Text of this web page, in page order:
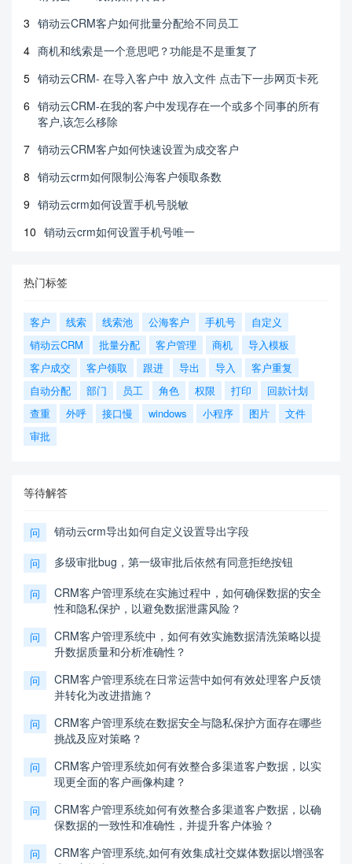
3 销动云CRM客户如何批量分配给不同员工
4 商机和线索是一个意思吧？功能是不是重复了
5 销动云CRM- 在导入客户中 放入文件 点击下一步网页卡死
6 销动云CRM-在我的客户中发现存在一个或多个同事的所有
客户,该怎么移除
7 销动云CRM客户如何快速设置为成交客户
8 销动云crm如何限制公海客户领取条数
9 销动云crm如何设置手机号脱敏
10 销动云crm如何设置手机号唯一
热门标签
客户 线索 线索池 公海客户 手机号
自定义
销动云CRM
批量分配 客户管理 商机
导入模板
客户成交
客户领取 跟进 导出 导入
客户重复
自动分配
部门 员工 角色 权限 打印
回款计划
查重
外呼 接口慢 windows 小程序 图片
文件
审批
等待解答
问 销动云crm导出如何自定义设置导出字段
问 多级审批bug，第一级审批后依然有同意拒绝按钮
问
CRM客户管理系统在实施过程中，如何确保数据的安全
性和隐私保护，以避免数据泄露风险？
问
CRM客户管理系统中，如何有效实施数据清洗策略以提
升数据质量和分析准确性？
问
CRM客户管理系统在日常运营中如何有效处理客户反馈
并转化为改进措施？
问
CRM客户管理系统在数据安全与隐私保护方面存在哪些
挑战及应对策略？
问
CRM客户管理系统如何有效整合多渠道客户数据，以实
现更全面的客户画像构建？
问
CRM客户管理系统如何有效整合多渠道客户数据，以确
保数据的一致性和准确性，并提升客户体验？
问
CRM客户管理系统,如何有效集成社交媒体数据以增强客